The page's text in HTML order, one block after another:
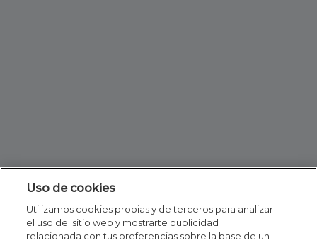
Uso de cookies
Utilizamos cookies propias y de terceros para analizar
el uso del sitio web y mostrarte publicidad
relacionada con tus preferencias sobre la base de un